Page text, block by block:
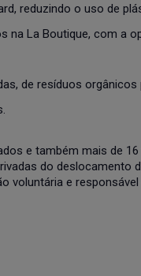
reduzindo o uso de
na La Boutique, com a
de resíduos
e também mais de
do
voluntária e